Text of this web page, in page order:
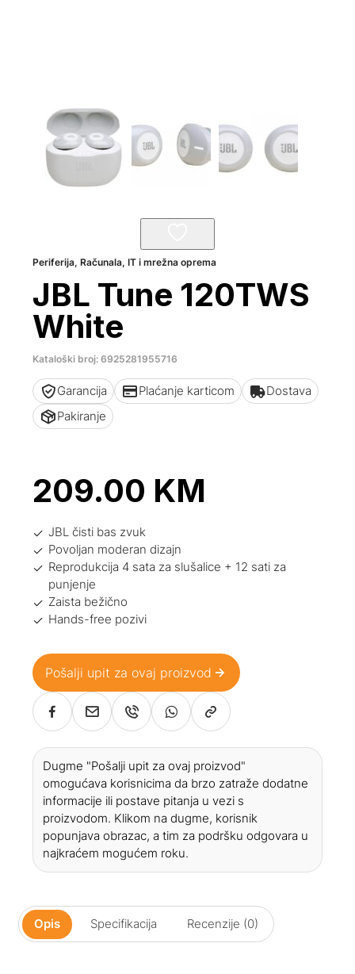
Periferija,Računala, IT i mrežna oprema
JBL Tune 120TWS
White
Kataloški broj: 6925281955716
Garancija Plaćanje karticom
Dostava
Pakiranje
209.00 KM
JBL čisti bas zvuk
Povoljan moderan dizajn
Reprodukcija 4 sata za slušalice + 12 sati za
punjenje
Zaista bežično
Hands-free pozivi
Pošalji upit za ovaj proizvod
Dugme "Pošalji upit za ovaj proizvod"
omogućava korisnicima da brzo zatraže dodatne
informacije ili postave pitanja u vezi s
proizvodom. Klikom na dugme, korisnik
popunjava obrazac, a tim za podršku odgovara u
najkraćem mogućem roku.
Opis Specifikacija Recenzije (0)